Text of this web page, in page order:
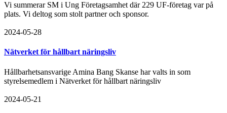
Vi summerar SM i Ung Företagsamhet där 229 UF-företag var på
plats. Vi deltog som stolt partner och sponsor.
2024-05-28
Nätverket för hållbart näringsliv
Hållbarhetsansvarige Amina Bang Skanse har valts in som
styrelsemedlem i Nätverket för hållbart näringsliv
2024-05-21